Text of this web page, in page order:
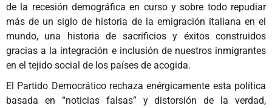
de la recesión demográfica en curso y sobre todo repudiar
más de un siglo de historia de la emigración italiana en el
mundo, una historia de sacrificios y éxitos construidos
gracias a la integración e inclusión de nuestros inmigrantes
en el tejido social de los países de acogida.
El Partido Democrático rechaza enérgicamente esta política
basada en “noticias falsas” y distorsión de la verdad,